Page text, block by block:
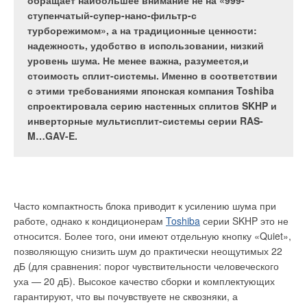
ступенчатый-супер-нано-фильтр-с
турборежимом», а на традиционные ценности:
надежность, удобство в использовании, низкий
уровень шума. Не менее важна, разумеется,и
стоимость сплит-системы. Именно в соответствии
с этими требованиями японская компания Toshiba
спроектировала серию настенных сплитов SKHP и
инверторные мультисплит-системы серии RAS-
M…GAV-E.
Часто компактность блока приводит к усилению шума при
работе, однако к кондиционерам Toshiba серии SKHP это не
относится. Более того, они имеют отдельную кнопку «Quiet»,
позволяющую снизить шум до практически неощутимых 22
дБ (для сравнения: порог чувствительности человеческого
уха — 20 дБ). Высокое качество сборки и комплектующих
гарантируют, что вы почувствуете не сквозняки, а
сравнительный анализ потребительской ценности
этих параметров может сделать выбор более
обоснованным.
Группа «ЭЛИТА»
Группа «КЛАССИКА»
Широко известно, что от комфортности параметров воздуха в
помещении (в первую очередь, температуры и
относительной влажности) зависит самочувствие человека и
без ущерба для экологии вообще крайне редко. В
связи с этим современное человечество начало
уделять пристальное внимание оборудованию по
переработке отходов, к которому принадлежат и
метантенки. Этим установкам удается извлекать из
мусора пользу для окружающей среды.
биогаза с использованием
метантенка
Рис. 2. Сферический
метантенк
обслуживания — на самом деле этот анализ
должен охватывать условия, в которых насос
работает, возраст насоса, условия перекачки, а
также компетентность персонала и средства
контроля и мониторинга. Более того, подобный
анализ позволит оптимизировать работы по
обслуживанию и, как следствие, затраты.
площадке
Рис. 2.
Быстрозаменяемое
картриджевое торцевое